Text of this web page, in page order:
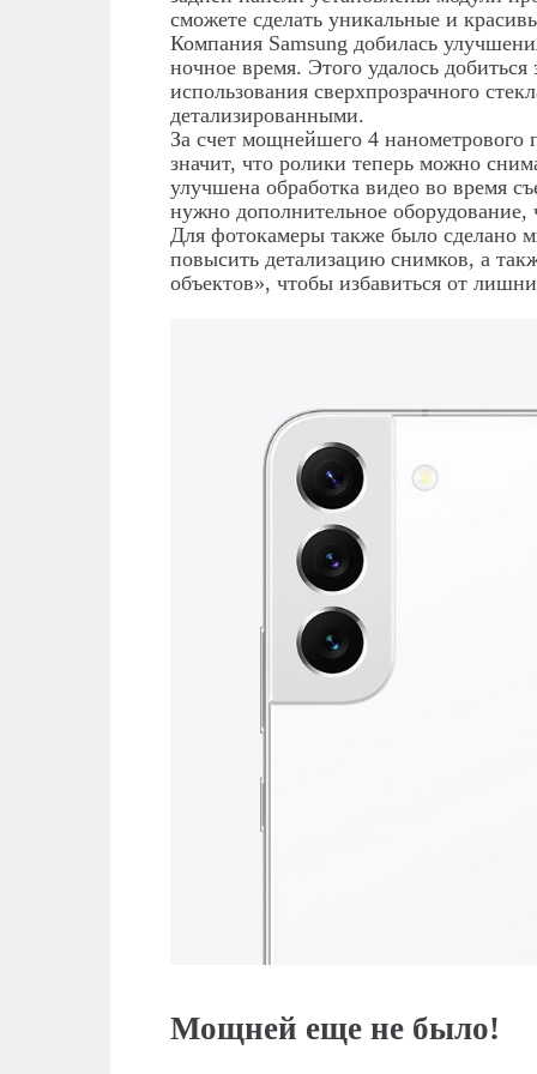
сможете сделать уникальные и
Компания Samsung добилась
ночное время. Этого удалось
использования сверхпрозрачного
детализированными.
За счет мощнейшего 4 нанометрового
значит, что ролики теперь можно
улучшена обработка видео во время
нужно дополнительное
Для фотокамеры также было сделано
повысить детализацию снимков, а
объектов», чтобы избавиться от
Мощней еще не было!